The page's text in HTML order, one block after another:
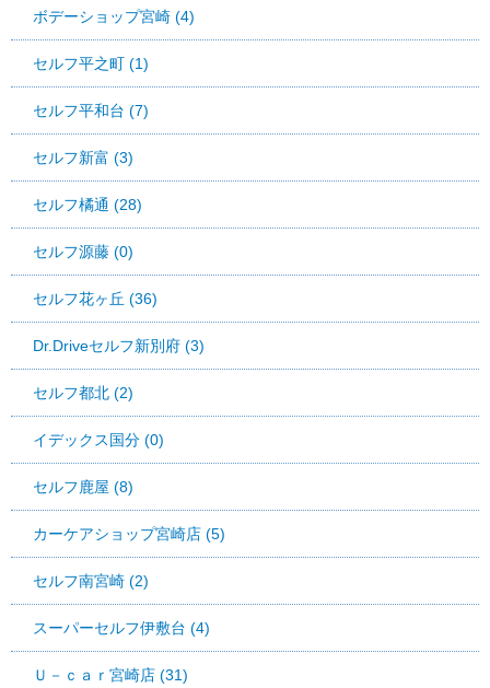
ボデーショップ宮崎 (4)
セルフ平之町 (1)
セルフ平和台 (7)
セルフ新富 (3)
セルフ橘通 (28)
セルフ源藤 (0)
セルフ花ヶ丘 (36)
Dr.Driveセルフ新別府 (3)
セルフ都北 (2)
イデックス国分 (0)
セルフ鹿屋 (8)
カーケアショップ宮崎店 (5)
セルフ南宮崎 (2)
スーパーセルフ伊敷台 (4)
Ｕ－ｃａｒ宮崎店 (31)